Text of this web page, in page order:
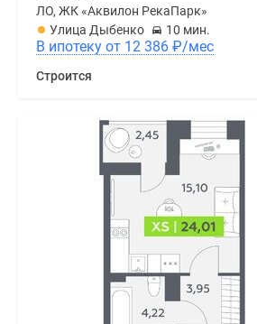
ЛО, ЖК «Аквилон РекаПарк»
Улица Дыбенко
10 мин.
В ипотеку от 12 386 ₽/мес
Строится